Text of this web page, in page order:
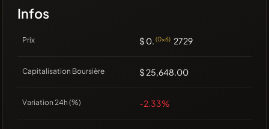
Infos
Prix $ 0. (0x6) 2729
Capitalisation Boursière $ 25,648.00
Variation 24h (%) -2.33%